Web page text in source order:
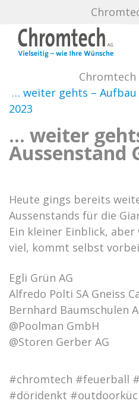
Chromtech
… weiter gehts –
2023
… weiter
Aussenstand
Heute gings bereits
Aussenstands für die
Ein kleiner Einblick,
viel, kommt selbst
Egli Grün AG
Alfredo Polti SA Gneiss
Bernhard Baumschulen
@Poolman GmbH
@Storen Gerber AG
#chromtech #feuerball
#döridenkt